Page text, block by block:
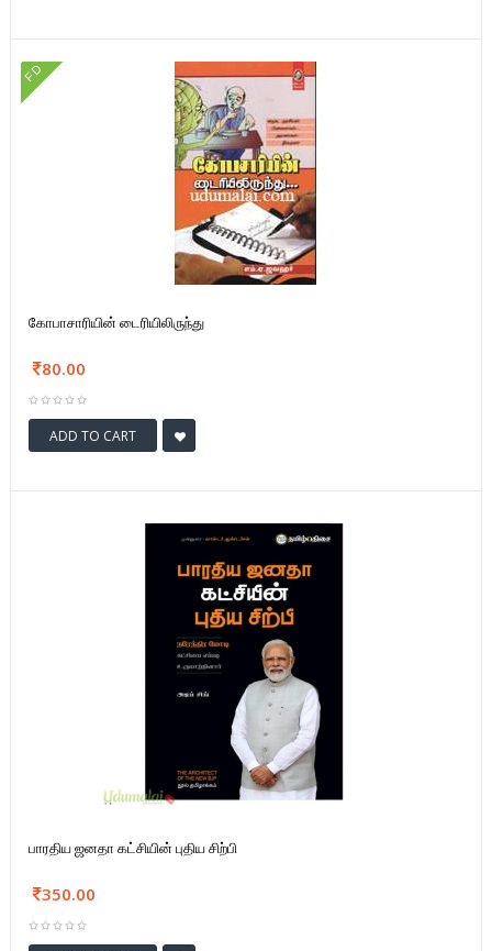
FD
கோபாசாரியின் டைரியிலிருந்து
80.00
ADD TO CART
பாரதிய ஜனதா கட்சியின் புதிய சிற்பி
350.00